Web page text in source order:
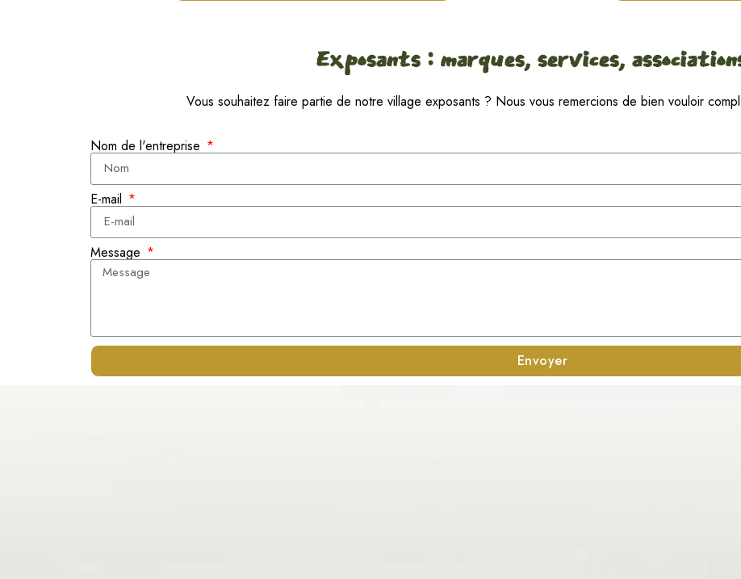
Exposants : marques, services,
Vous souhaitez faire partie de notre village exposants ? Nous vous remercions de bien vouloir
Nom de l'entreprise
E-mail
Message
Envoyer